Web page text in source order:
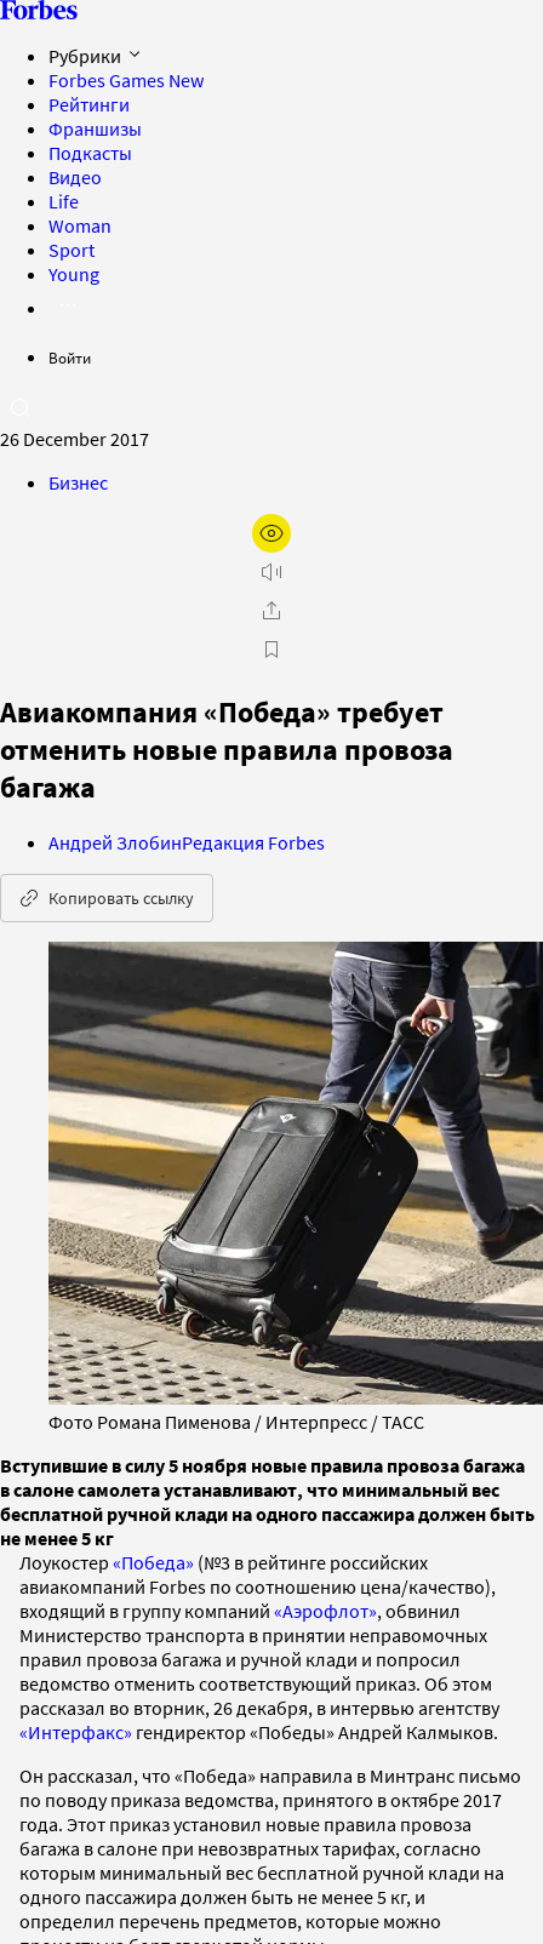
Рубрики
Forbes Games New
Рейтинги
Франшизы
Подкасты
Видео
Life
Woman
Sport
Young
Войти
26 December 2017
Бизнес
Авиакомпания «Победа» требует
отменить новые правила провоза
багажа
Андрей ЗлобинРедакция Forbes
Копировать ссылку
Фото Романа Пименова / Интерпресс / ТАСС
Вступившие в силу 5 ноября новые правила провоза багажа
в салоне самолета устанавливают, что минимальный вес
бесплатной ручной клади на одного пассажира должен быть
не менее 5 кг
Лоукостер «Победа» (№3 в рейтинге российских
авиакомпаний Forbes по соотношению цена/качество),
входящий в группу компаний «Аэрофлот», обвинил
Министерство транспорта в принятии неправомочных
правил провоза багажа и ручной клади и попросил
ведомство отменить соответствующий приказ. Об этом
рассказал во вторник, 26 декабря, в интервью агентству
«Интерфакс» гендиректор «Победы» Андрей Калмыков.
Он рассказал, что «Победа» направила в Минтранс письмо
по поводу приказа ведомства, принятого в октябре 2017
года. Этот приказ установил новые правила провоза
багажа в салоне при невозвратных тарифах, согласно
которым минимальный вес бесплатной ручной клади на
одного пассажира должен быть не менее 5 кг, и
определил перечень предметов, которые можно